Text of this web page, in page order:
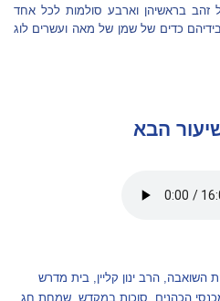
בראשיהן וארבע סולמות לכל אחד
כדים של שמן של מאה ועשרים לוג
הבא
השואבה, הרב ינון קליין, בית מדרש
הכהנים סוכות במקדש שמחת חג